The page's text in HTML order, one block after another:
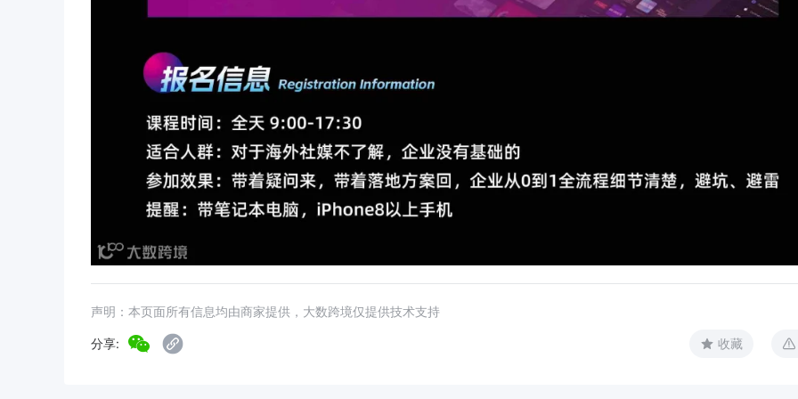
声明：本页面所有信息均由商家提供，大数跨境仅提供技术支持
分享: 收藏